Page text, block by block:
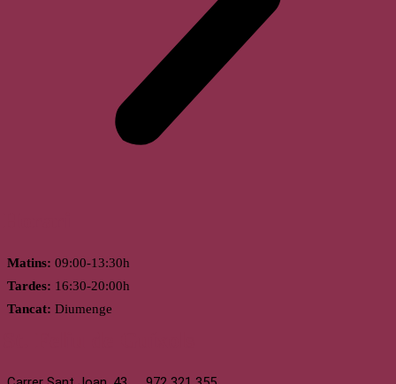
Matins: 09:00-13:30h
Tardes: 16:30-20:00h
Tancat: Diumenge